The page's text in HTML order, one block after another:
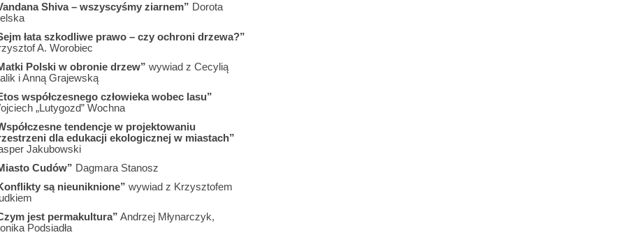
Shiva – wszyscyśmy ziarnem” Dorota
łata szkodliwe prawo – czy ochroni drzewa?”
A. Worobiec
Polski w obronie drzew” wywiad z Cecylią
i Anną Grajewską
współczesnego człowieka wobec lasu”
„Lutygozd” Wochna
tendencje w projektowaniu
dla edukacji ekologicznej w miastach”
Jakubowski
Cudów” Dagmara Stanosz
są nieuniknione” wywiad z Krzysztofem
jest permakultura” Andrzej Młynarczyk,
Podsiadła